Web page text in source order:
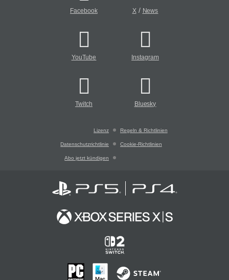
Facebook X/ News
YouTube Instagram
Twitch Bluesky
Lizenz Regeln & Richtlinien
Datenschutzrichtlinie Cookie-Richtlinien
Abo jetzt kündigen